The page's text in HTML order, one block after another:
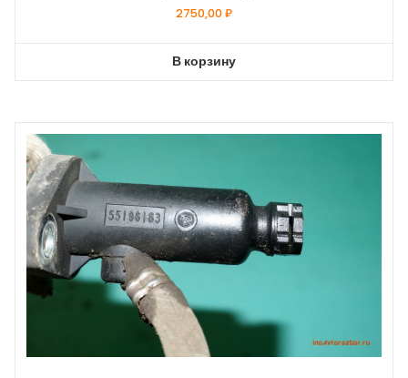
2750,00₽
В корзину